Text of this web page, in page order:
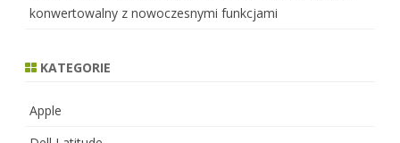
konwertowalny z nowoczesnymi funkcjami
KATEGORIE
Apple